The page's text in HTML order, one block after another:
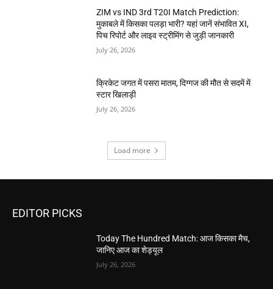
ZIM vs IND 3rd T20I Match Prediction:
मुकाबले में किसका पलड़ा भारी? यहां जानें संभावित XI,
पिच रिपोर्ट और लाइव स्ट्रीमिंग से जुड़ी जानकारी
July 26, 2026
क्रिकेट जगत में पसरा मातम, दिग्गज की मौत से सदमें में
स्टार खिलाड़ी
July 26, 2026
Load more
EDITOR PICKS
Today The Hundred Match: आज किसका मैच,
जानिए आज का शेड्यूल
July 26, 2026